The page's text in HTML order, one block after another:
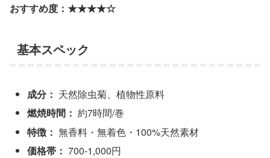
おすすめ度：★★★★☆
基本スペック
成分： 天然除虫菊、植物性原料
燃焼時間： 約7時間/巻
特徴： 無香料・無着色・100%天然素材
価格帯： 700-1,000円